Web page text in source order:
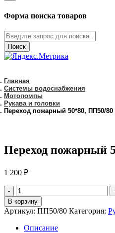
Форма поиска товаров
Поиск
Главная
Системы водоснабжения
Мотопомпы
Рукава и головки
Переход пожарный 50*80, ПП50/80
Переход пожарный
1 200 ₽
количество
Переход
пожарный
50*80,
ПП50/80
В корзину
Артикул: ПП50/80 Категория:
Описание